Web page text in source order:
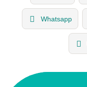
Whatsapp